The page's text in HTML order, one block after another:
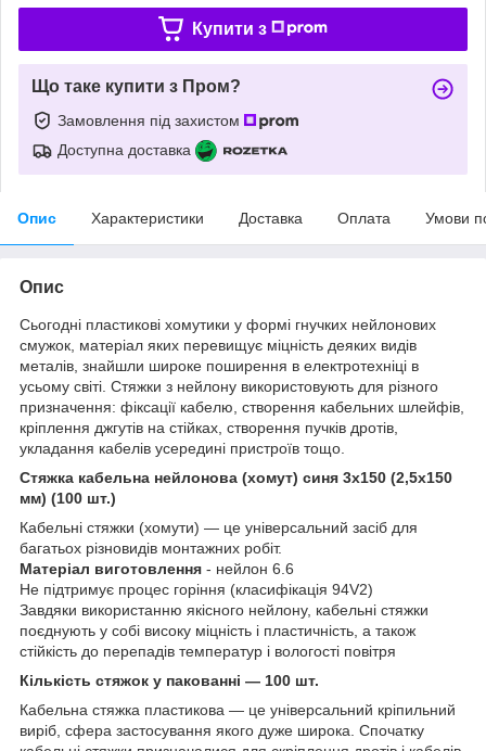
Купити з
Що таке купити з Пром?
Замовлення під захистом
Доступна доставка
Опис Характеристики Доставка Оплата Умови
Опис
Сьогодні пластикові хомутики у формі гнучких нейлонових
смужок, матеріал яких перевищує міцність деяких видів
металів, знайшли широке поширення в електротехніці в
усьому світі. Стяжки з нейлону використовують для різного
призначення: фіксації кабелю, створення кабельних шлейфів,
кріплення джгутів на стійках, створення пучків дротів,
укладання кабелів усередині пристроїв тощо.
Стяжка кабельна нейлонова (хомут) синя 3х150 (2,5х150
мм) (100 шт.)
Кабельні стяжки (хомути) — це універсальний засіб для
багатьох різновидів монтажних робіт.
Матеріал виготовлення - нейлон 6.6
Не підтримує процес горіння (класифікація 94V2)
Завдяки використанню якісного нейлону, кабельні стяжки
поєднують у собі високу міцність і пластичність, а також
стійкість до перепадів температур і вологості повітря
Кількість стяжок у пакованні — 100 шт.
Кабельна стяжка пластикова — це універсальний кріпильний
виріб, сфера застосування якого дуже широка. Спочатку